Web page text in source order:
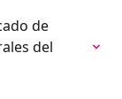
de
del